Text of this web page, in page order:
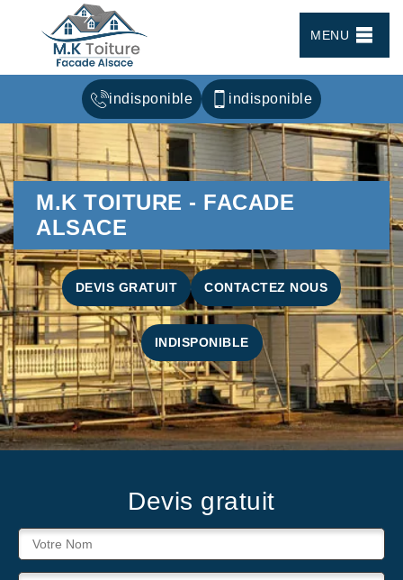
MENU
indisponible indisponible
M.K TOITURE - FACADE
ALSACE
DEVIS GRATUIT CONTACTEZ NOUS
INDISPONIBLE
Devis gratuit